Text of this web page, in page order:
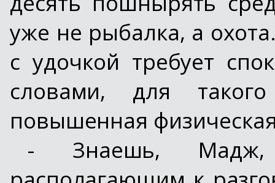
уже не рыбалка, а
с удочкой требует
словами, для
повышенная
- Знаешь, Мадж,